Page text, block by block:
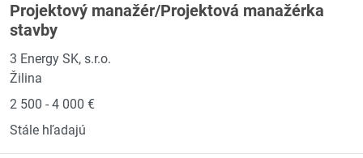
Projektový manažér/Projektová manažérka
stavby
3 Energy SK, s.r.o.
Žilina
2 500 - 4 000 €
Stále hľadajú